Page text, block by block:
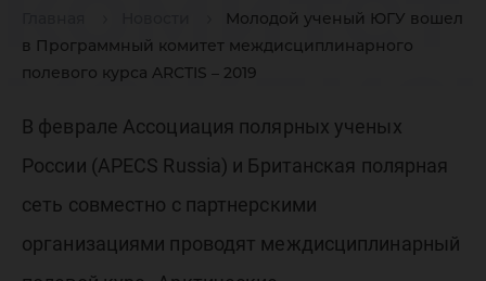
Молодой ученый ЮГУ вошел
в Программный комитет междисциплинарного
полевого курса ARCTIS – 2019
В феврале Ассоциация полярных ученых
России (APECS Russia) и Британская полярная
сеть совместно с партнерскими
организациями проводят междисциплинарный